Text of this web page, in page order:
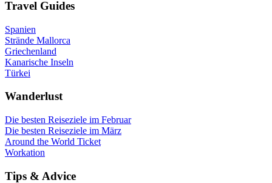
Travel Guides
Spanien
Strände Mallorca
Griechenland
Kanarische Inseln
Türkei
Wanderlust
Die besten Reiseziele im Februar
Die besten Reiseziele im März
Around the World Ticket
Workation
Tips & Advice